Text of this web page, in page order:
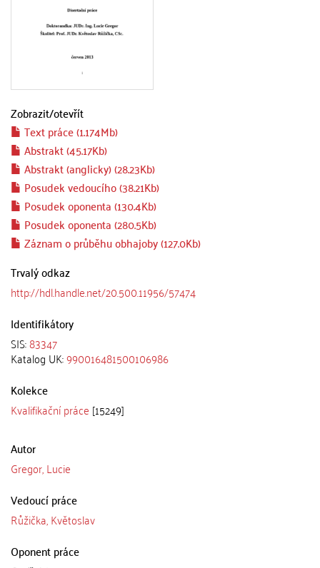
Zobrazit/otevřít
Text práce (1.174Mb)
Abstrakt (45.17Kb)
Abstrakt (anglicky) (28.23Kb)
Posudek vedoucího (38.21Kb)
Posudek oponenta (130.4Kb)
Posudek oponenta (280.5Kb)
Záznam o průběhu obhajoby (127.0Kb)
Trvalý odkaz
http://hdl.handle.net/20.500.11956/57474
Identifikátory
SIS:83347
Katalog UK:990016481500106986
Kolekce
Kvalifikační práce [15249]
Autor
Gregor, Lucie
Vedoucí práce
Růžička, Květoslav
Oponent práce